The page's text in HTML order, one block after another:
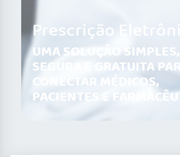
Prescrição
UMA SOLUÇÃO SIMPLES,
SEGURA E GRATUITA
CONECTAR MÉDICOS,
PACIENTES E